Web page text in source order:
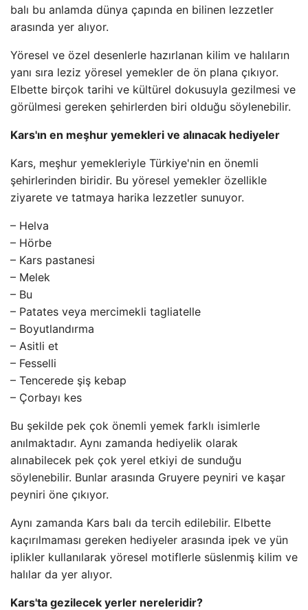
balı bu anlamda dünya çapında en bilinen lezzetler
arasında yer alıyor.
Yöresel ve özel desenlerle hazırlanan kilim ve halıların
yanı sıra leziz yöresel yemekler de ön plana çıkıyor.
Elbette birçok tarihi ve kültürel dokusuyla gezilmesi ve
görülmesi gereken şehirlerden biri olduğu söylenebilir.
Kars'ın en meşhur yemekleri ve alınacak hediyeler
Kars, meşhur yemekleriyle Türkiye'nin en önemli
şehirlerinden biridir. Bu yöresel yemekler özellikle
ziyarete ve tatmaya harika lezzetler sunuyor.
– Helva
– Hörbe
– Kars pastanesi
– Melek
– Bu
– Patates veya mercimekli tagliatelle
– Boyutlandırma
– Asitli et
– Fesselli
– Tencerede şiş kebap
– Çorbayı kes
Bu şekilde pek çok önemli yemek farklı isimlerle
anılmaktadır. Aynı zamanda hediyelik olarak
alınabilecek pek çok yerel etkiyi de sunduğu
söylenebilir. Bunlar arasında Gruyere peyniri ve kaşar
peyniri öne çıkıyor.
Aynı zamanda Kars balı da tercih edilebilir. Elbette
kaçırılmaması gereken hediyeler arasında ipek ve yün
iplikler kullanılarak yöresel motiflerle süslenmiş kilim ve
halılar da yer alıyor.
Kars'ta gezilecek yerler nereleridir?